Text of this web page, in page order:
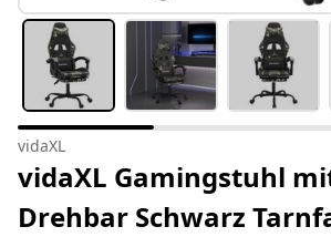
vidaXL
vidaXL Gamingstuhl
Drehbar Schwarz